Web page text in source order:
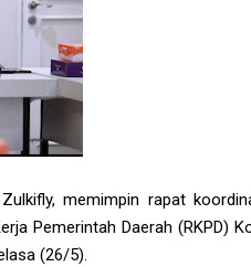
memimpin rapat
Pemerintah Daerah (RKPD)
(26/5).